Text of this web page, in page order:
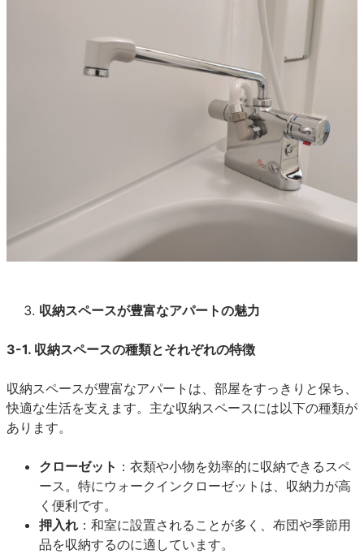
収納スペースが豊富なアパートの魅力
3-1. 収納スペースの種類とそれぞれの特徴
収納スペースが豊富なアパートは、部屋をすっきりと保ち、
快適な生活を支えます。主な収納スペースには以下の種類が
あります。
クローゼット ：衣類や小物を効率的に収納できるスペ
ース。特にウォークインクローゼットは、収納力が高
く便利です。
押入れ ：和室に設置されることが多く、布団や季節用
品を収納するのに適しています。